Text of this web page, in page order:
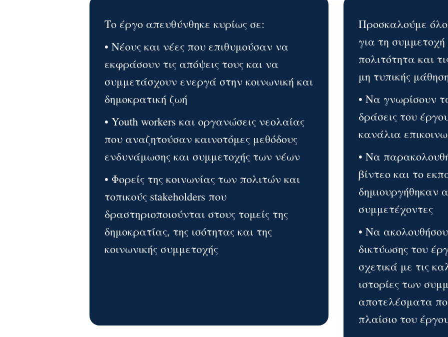
Το έργο απευθύνθηκε κυρίως σε:
• Νέους και νέες που επιθυμούσαν να
εκφράσουν τις απόψεις τους και να
συμμετάσχουν ενεργά στην κοινωνική και
δημοκρατική ζωή
• Youth workers και οργανώσεις νεολαίας
που αναζητούσαν καινοτόμες μεθόδους
ενδυνάμωσης και συμμετοχής των νέων
• Φορείς της κοινωνίας των πολιτών και
τοπικούς stakeholders που
δραστηριοποιούνται στους τομείς της
δημοκρατίας, της ισότητας και της
κοινωνικής συμμετοχής
Προσκαλούμε
για τη
πολιτότητα και
μη τυπικής
• Να γνωρίσουν
δράσεις του
κανάλια
• Να
βίντεο και το
δημιουργήθηκαν
συμμετέχοντες
• Να
δικτύωσης του
σχετικά με τις
ιστορίες των
αποτελέσματα
πλαίσιο του